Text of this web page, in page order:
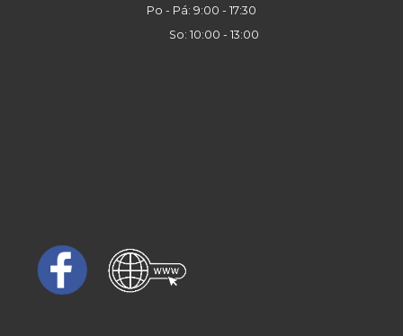
Po - Pá: 9:00 - 17:30
So: 10:00 - 13:00